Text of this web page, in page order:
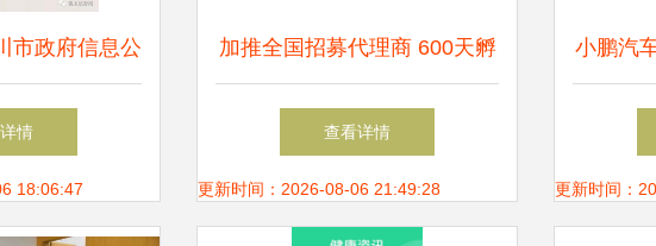
市政府信息公
聚焦信息咨
能提升
情
18:06:47
加推全国招募代理商 600天孵
化500家企业服务咨询新星
查看详情
更新时间：2026-08-06 21:49:28
小鹏汽
公司
高
更新时间：